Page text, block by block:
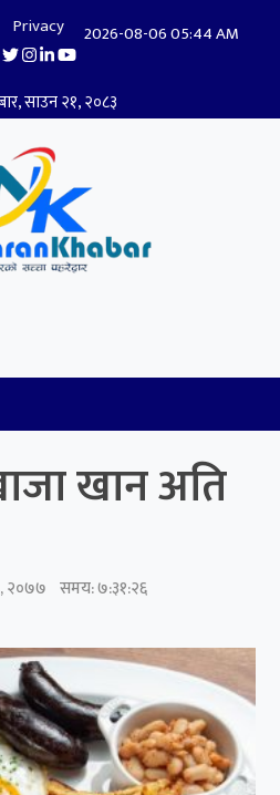
Privacy 2026-08-06 05:44 AM
साउन २१, २०८३
खान अति
२०७७ समय: ७:३१:२६